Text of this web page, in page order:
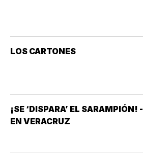
LOS CARTONES
¡SE ‘DISPARA’ EL SARAMPIÓN! -
EN VERACRUZ